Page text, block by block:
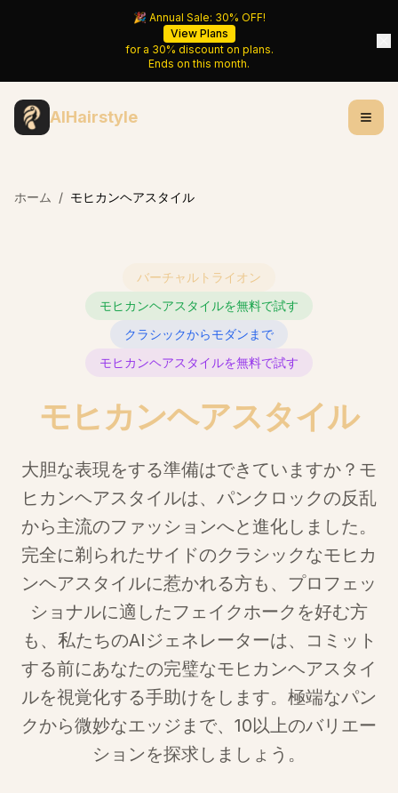
🎉 Annual Sale: 30% OFF!
View Plans
for a 30% discount on plans.
Ends onthis month.
AIHairstyle
ホーム / モヒカンヘアスタイル
バーチャルトライオン
モヒカンヘアスタイルを無料で試す
クラシックからモダンまで
モヒカンヘアスタイルを無料で試す
モヒカンヘアスタイル
大胆な表現をする準備はできていますか？モ
ヒカンヘアスタイルは、パンクロックの反乱
から主流のファッションへと進化しました。
完全に剃られたサイドのクラシックなモヒカ
ンヘアスタイルに惹かれる方も、プロフェッ
ショナルに適したフェイクホークを好む方
も、私たちのAIジェネレーターは、コミット
する前にあなたの完璧なモヒカンヘアスタイ
ルを視覚化する手助けをします。極端なパン
クから微妙なエッジまで、10以上のバリエー
ションを探求しましょう。